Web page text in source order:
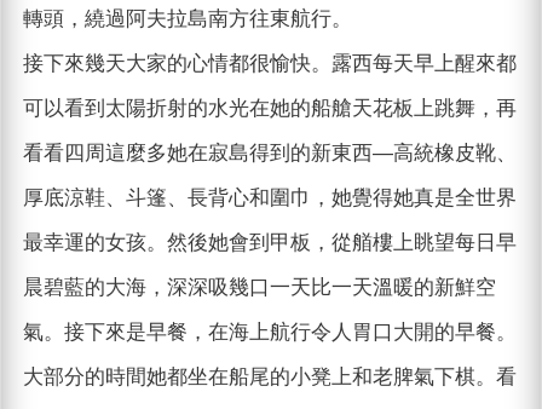
轉頭，繞過阿夫拉島南方往東航行。
接下來幾天大家的心情都很愉快。露西每天早上醒來都
可以看到太陽折射的水光在她的船艙天花板上跳舞，再
看看四周這麼多她在寂島得到的新東西—高統橡皮靴、
厚底涼鞋、斗篷、長背心和圍巾，她覺得她真是全世界
最幸運的女孩。然後她會到甲板，從艏樓上眺望每日早
晨碧藍的大海，深深吸幾口一天比一天溫暖的新鮮空
氣。接下來是早餐，在海上航行令人胃口大開的早餐。
大部分的時間她都坐在船尾的小凳上和老脾氣下棋。看